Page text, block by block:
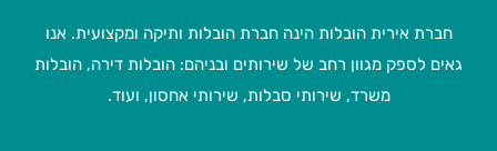
חברת אירית הובלות הינה חברת הובלות ותיקה ומקצועית. אנו
גאים לספק מגוון רחב של שירותים ובניהם: הובלות דירה, הובלות
משרד, שירותי סבלות, שירותי אחסון, ועוד.